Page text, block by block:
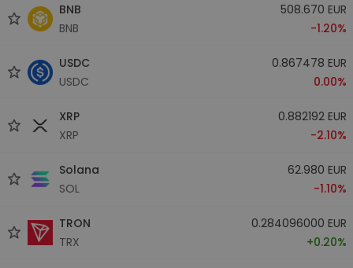
BNB
BNB
508.670 EUR
-1.20%
USDC
USDC
0.867478 EUR
0.00%
XRP
XRP
0.882192 EUR
-2.10%
Solana
SOL
62.980 EUR
-1.10%
TRON
TRX
0.284096000 EUR
+0.20%